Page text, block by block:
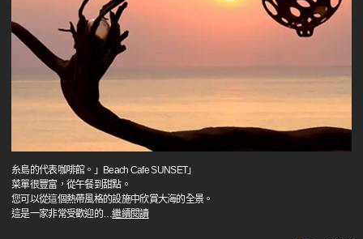
糸島的代表咖啡館。」Beach Cafe SUNSET」
菜單很豐富，從午餐到甜點。
您可以從這個熱帶風格的設施中欣賞大海的全景。
這是一家非常受歡迎的…繼續閱讀